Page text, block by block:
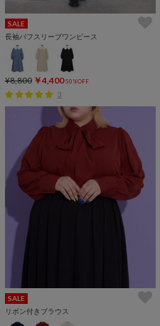
SALE
長袖パフスリーブワンピース
¥8,800 ￥4,400 50%OFF
3
SALE
リボン付きブラウス